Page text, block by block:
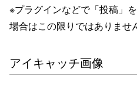
※プラグインなどで「投稿」
場合はこの限りではありませ
アイキャッチ画像